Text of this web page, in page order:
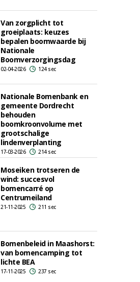
Van zorgplicht tot
groeiplaats: keuzes
bepalen boomwaarde bij
Nationale
Boomverzorgingsdag
02-04-2026 124 sec
Nationale Bomenbank en
gemeente Dordrecht
behouden
boomkroonvolume met
grootschalige
lindenverplanting
17-03-2026 214 sec
Moseiken trotseren de
wind: succesvol
bomencarré op
Centrumeiland
21-11-2025 211 sec
Bomenbeleid in Maashorst:
van bomencamping tot
lichte BEA
17-11-2025 237 sec